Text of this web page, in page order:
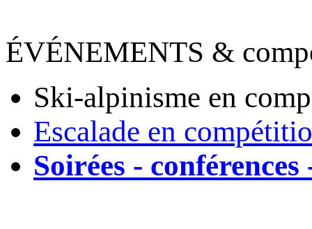
ÉVÉNEMENTS &
Ski-alpinisme en
Escalade en
Soirées - conférences